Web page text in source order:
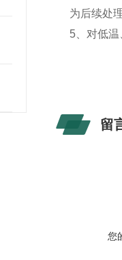
为后续处
5、对低
留
您